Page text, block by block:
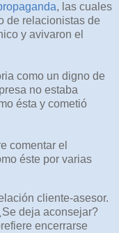
, las cuales
de relacionistas de
y avivaron el
como un digno de
no estaba
ésta y cometió
comentar el
éste por varias
cliente-asesor.
deja aconsejar?
encerrarse